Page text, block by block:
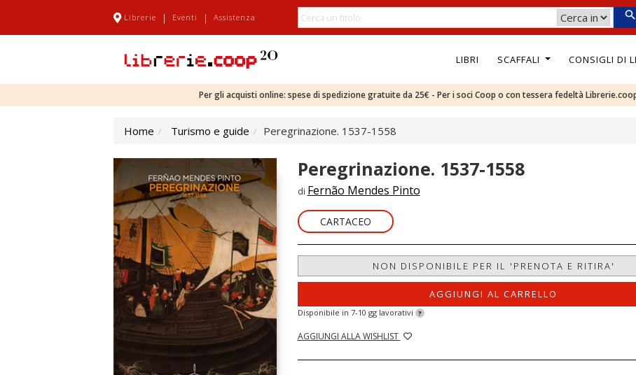
Librerie | Eventi | Assistenza
LIBRI SCAFFALI CONSIGLI DI
Per gli acquisti online: spese di spedizione gratuite da 25€ - Per i soci Coop o con tessera fedeltà
Home Turismo e guide Peregrinazione. 1537-1558
Peregrinazione. 1537-1558
di Fernão Mendes Pinto
CARTACEO
NON DISPONIBILE PER IL 'PRENOTA E RITIRA'
AGGIUNGI AL CARRELLO
Disponibile in 7-10 gg lavorativi ?
AGGIUNGI ALLA WISHLIST